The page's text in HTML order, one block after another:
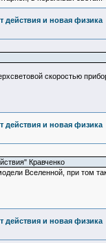
действия и новая физика
скоростью
действия и новая физика
Кравченко
Вселенной, при том
действия и новая физика